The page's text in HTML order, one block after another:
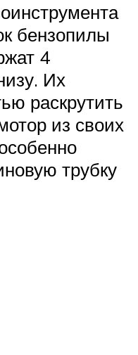
бензопилы
4
Их
раскрутить
из своих
трубку